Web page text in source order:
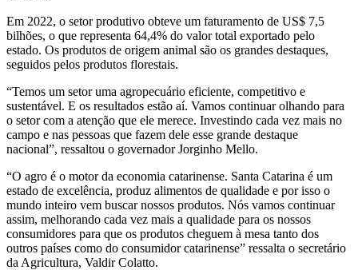
Em 2022, o setor produtivo obteve um faturamento de US$ 7,5
bilhões, o que representa 64,4% do valor total exportado pelo
estado. Os produtos de origem animal são os grandes destaques,
seguidos pelos produtos florestais.
“Temos um setor uma agropecuário eficiente, competitivo e
sustentável. E os resultados estão aí. Vamos continuar olhando para
o setor com a atenção que ele merece. Investindo cada vez mais no
campo e nas pessoas que fazem dele esse grande destaque
nacional”, ressaltou o governador Jorginho Mello.
“O agro é o motor da economia catarinense. Santa Catarina é um
estado de excelência, produz alimentos de qualidade e por isso o
mundo inteiro vem buscar nossos produtos. Nós vamos continuar
assim, melhorando cada vez mais a qualidade para os nossos
consumidores para que os produtos cheguem à mesa tanto dos
outros países como do consumidor catarinense” ressalta o secretário
da Agricultura, Valdir Colatto.